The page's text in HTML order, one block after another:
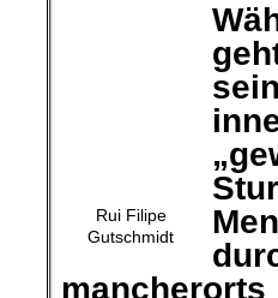
„gewohnt“
hat die
zum
für große